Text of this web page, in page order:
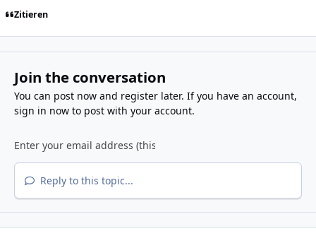
Zitieren
Join the conversation
You can post now and register later. If you have an account,
sign in nowto post with your account.
Reply to this topic...